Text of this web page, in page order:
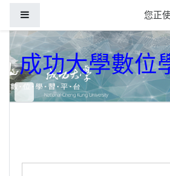
您正
成功大學數位